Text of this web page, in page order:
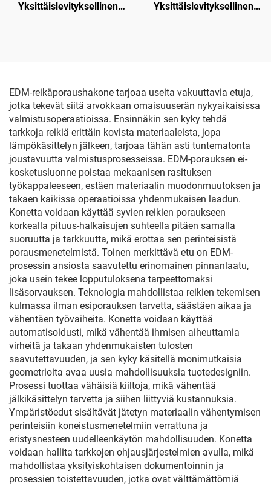
Yksittäislevityksellinen
Yksittäislevityksellinen
EDM-reikäporaushakone tarjoaa useita vakuuttavia etuja,
jotka tekevät siitä arvokkaan omaisuuserän nykyaikaisissa
valmistusoperaatioissa. Ensinnäkin sen kyky tehdä
tarkkoja reikiä erittäin kovista materiaaleista, jopa
lämpökäsittelyn jälkeen, tarjoaa tähän asti tuntematonta
joustavuutta valmistusprosesseissa. EDM-porauksen ei-
kosketusluonne poistaa mekaanisen rasituksen
työkappaleeseen, estäen materiaalin muodonmuutoksen ja
takaen kaikissa operaatioissa yhdenmukaisen laadun.
Konetta voidaan käyttää syvien reikien poraukseen
korkealla pituus-halkaisujen suhteella pitäen samalla
suoruutta ja tarkkuutta, mikä erottaa sen perinteisistä
porausmenetelmistä. Toinen merkittävä etu on EDM-
prosessin ansiosta saavutettu erinomainen pinnanlaatu,
joka usein tekee lopputuloksena tarpeettomaksi
lisäsorvauksen. Teknologia mahdollistaa reikien tekemisen
kulmassa ilman esiporauksen tarvetta, säästäen aikaa ja
vähentäen työvaiheita. Konetta voidaan käyttää
automatisoidusti, mikä vähentää ihmisen aiheuttamia
virheitä ja takaan yhdenmukaisten tulosten
saavutettavuuden, ja sen kyky käsitellä monimutkaisia
geometrioita avaa uusia mahdollisuuksia tuotedesigniin.
Prosessi tuottaa vähäisiä kiiltoja, mikä vähentää
jälkikäsittelyn tarvetta ja siihen liittyviä kustannuksia.
Ympäristöedut sisältävät jätetyn materiaalin vähentymisen
perinteisiin koneistusmenetelmiin verrattuna ja
eristysnesteen uudelleenkäytön mahdollisuuden. Konetta
voidaan hallita tarkkojen ohjausjärjestelmien avulla, mikä
mahdollistaa yksityiskohtaisen dokumentoinnin ja
prosessien toistettavuuden, jotka ovat välttämättömiä